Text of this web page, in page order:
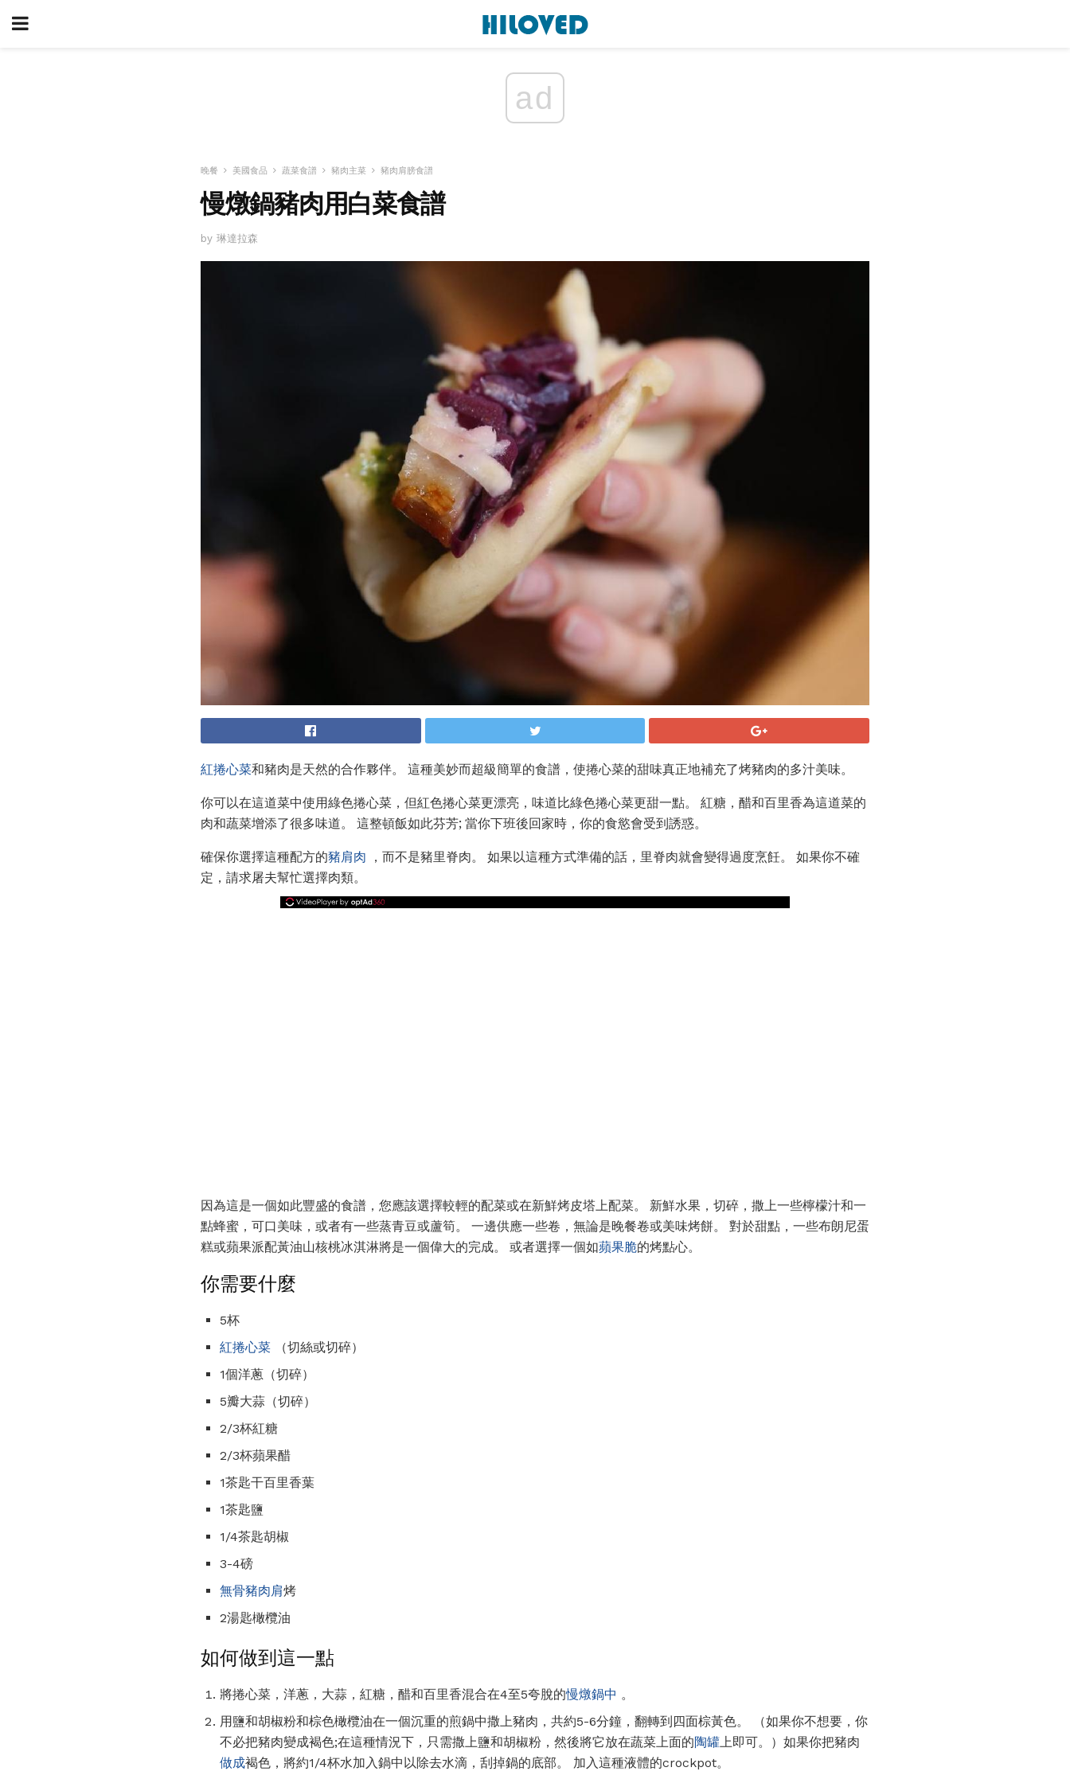
ad
晚餐 美國食品 蔬菜食譜 豬肉主菜 豬肉肩膀食譜
慢燉鍋豬肉用白菜食譜
by 琳達拉森
紅捲心菜和豬肉是天然的合作夥伴。 這種美妙而超級簡單的食譜，使捲心菜的甜味真正地補充了烤豬肉的多汁美味。
你可以在這道菜中使用綠色捲心菜，但紅色捲心菜更漂亮，味道比綠色捲心菜更甜一點。 紅糖，醋和百里香為這道菜的
肉和蔬菜增添了很多味道。 這整頓飯如此芬芳; 當你下班後回家時，你的食慾會受到誘惑。
確保你選擇這種配方的豬肩肉 ，而不是豬里脊肉。 如果以這種方式準備的話，里脊肉就會變得過度烹飪。 如果你不確
定，請求屠夫幫忙選擇肉類。
因為這是一個如此豐盛的食譜，您應該選擇較輕的配菜或在新鮮烤皮塔上配菜。 新鮮水果，切碎，撒上一些檸檬汁和一
點蜂蜜，可口美味，或者有一些蒸青豆或蘆筍。 一邊供應一些卷，無論是晚餐卷或美味烤餅。 對於甜點，一些布朗尼蛋
糕或蘋果派配黃油山核桃冰淇淋將是一個偉大的完成。 或者選擇一個如蘋果脆的烤點心。
你需要什麼
5杯
紅捲心菜 （切絲或切碎）
1個洋蔥（切碎）
5瓣大蒜（切碎）
2/3杯紅糖
2/3杯蘋果醋
1茶匙干百里香葉
1茶匙鹽
1/4茶匙胡椒
3-4磅
無骨豬肉肩烤
2湯匙橄欖油
如何做到這一點
將捲心菜，洋蔥，大蒜，紅糖，醋和百里香混合在4至5夸脫的慢燉鍋中 。
用鹽和胡椒粉和棕色橄欖油在一個沉重的煎鍋中撒上豬肉，共約5-6分鐘，翻轉到四面棕黃色。 （如果你不想要，你
不必把豬肉變成褐色;在這種情況下，只需撒上鹽和胡椒粉，然後將它放在蔬菜上面的陶罐上即可。）如果你把豬肉
做成褐色，將約1/4杯水加入鍋中以除去水滴，刮掉鍋的底部。 加入這種液體的crockpot。